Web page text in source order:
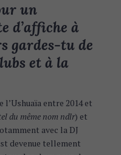
un
d’affiche à
gardes-tu de
et à la
l’Ushuaïa entre 2014 et
du même nom ndlr) et
avec la DJ
devenue tellement